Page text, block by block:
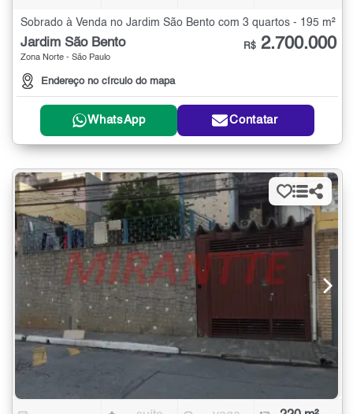
Sobrado à Venda no Jardim São Bento com 3 quartos - 195 m²
Jardim São Bento
Zona Norte - São Paulo
Endereço no círculo do mapa
R$ 2.700.000
WhatsApp Contatar